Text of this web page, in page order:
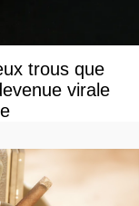
trous que
virale